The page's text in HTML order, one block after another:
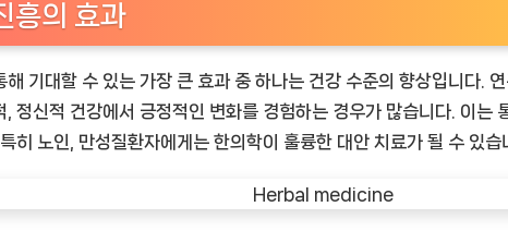
흥의 효과
해 기대할 수 있는 가장 큰 효과 중 하나는 건강 수준의 향상입니다.
, 정신적 건강에서 긍정적인 변화를 경험하는 경우가 많습니다. 이는
히 노인, 만성질환자에게는 한의학이 훌륭한 대안 치료가 될 수 있습